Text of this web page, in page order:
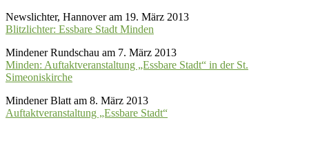
Newslichter, Hannover am 19. März 2013
Blitzlichter: Essbare Stadt Minden
Mindener Rundschau am 7. März 2013
Minden: Auftaktveranstaltung „Essbare Stadt“ in der St.
Simeoniskirche
Mindener Blatt am 8. März 2013
Auftaktveranstaltung „Essbare Stadt“